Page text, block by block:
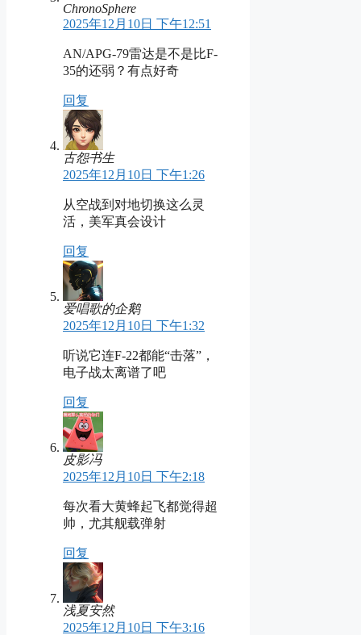
ChronoSphere
2025年12月10日 下午12:51
AN/APG-79雷达是不是比F-
35的还弱？有点好奇
回复
古怨书生
2025年12月10日 下午1:26
从空战到对地切换这么灵
活，美军真会设计
回复
爱唱歌的企鹅
2025年12月10日 下午1:32
听说它连F-22都能“击落”，
电子战太离谱了吧
回复
皮影冯
2025年12月10日 下午2:18
每次看大黄蜂起飞都觉得超
帅，尤其舰载弹射
回复
浅夏安然
2025年12月10日 下午3:16